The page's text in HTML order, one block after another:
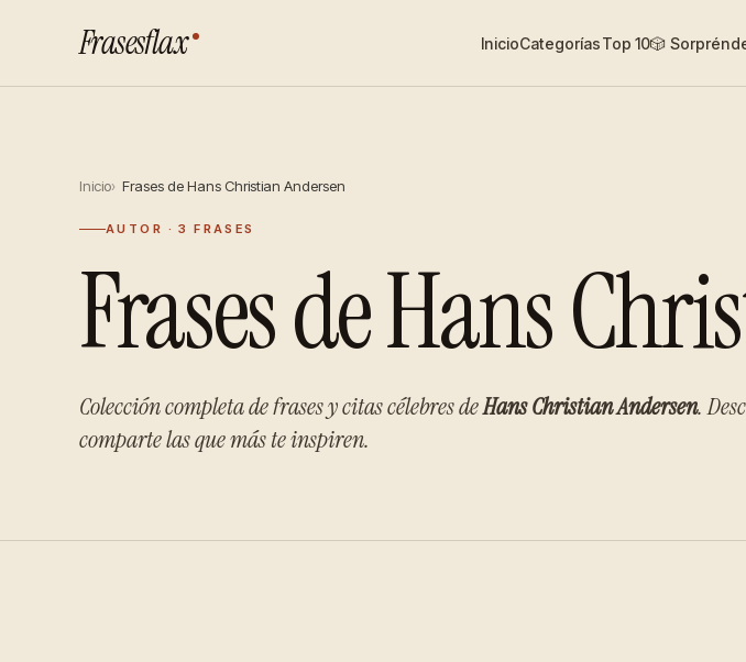
Frasesflax InicioCategoríasTop 10🎲
Inicio Frases de Hans Christian Andersen
AUTOR · 3 FRASES
Frases de Hans
Colección completa de frases y citas célebres deHans Christian Andersen.
comparte las que más te inspiren.